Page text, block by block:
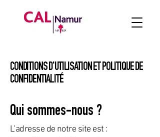
CONDITIONS D'UTILISATION ET POLITIQUE DE
CONFIDENTIALITÉ
Qui sommes-nous ?
L’adresse de notre site est :